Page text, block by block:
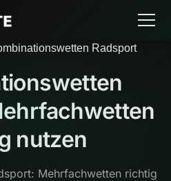
Radsport
nutzen
Mehrfachwetten richtig